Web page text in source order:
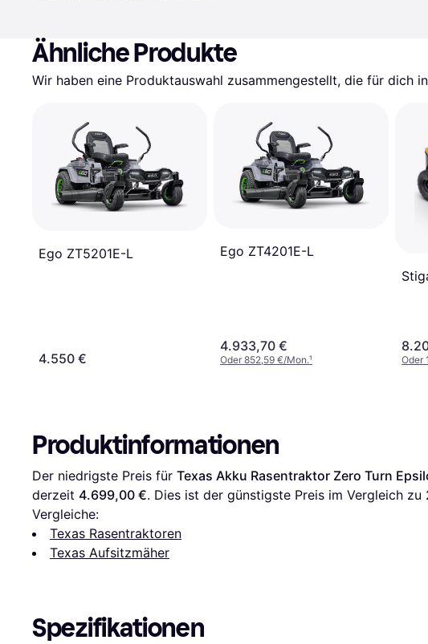
Ähnliche Produkte
Wir haben eine Produktauswahl zusammengestellt, die für dich
Ego ZT5201E-L
4.550 €
Ego ZT4201E-L
4.933,70 €
Oder 852,59 €/Mon.¹ Oder
Produktinformationen
Der niedrigste Preis für Texas Akku Rasentraktor Zero Turn
derzeit 4.699,00 €. Dies ist der günstigste Preis im Vergleich zu
Vergleiche:
Texas Rasentraktoren
Texas Aufsitzmäher
Spezifikationen